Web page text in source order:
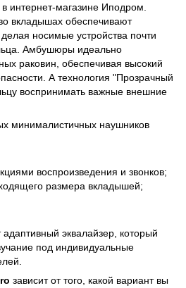
интернет-магазине Иподром.
вкладышах обеспечивают
носимые устройства почти
Амбушюры идеально
раковин, обеспечивая высокий
А технология "Прозрачный
воспринимать важные внешние
минималистичных наушников
воспроизведения и звонков;
размера вкладышей;
эквалайзер, который
под индивидуальные
зависит от того, какой вариант вы